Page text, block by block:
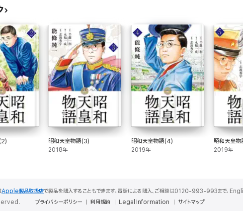
昭和天皇物語(3)
2018年
昭和天皇物語(4)
2019年
昭和天皇
2019年
Apple製品取扱店で製品を購入することもできます。電話による購入、ご相談は0120-993-993ま
プライバシーポリシー 利用規約 Legal Information サイトマップ